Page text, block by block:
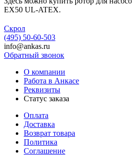
EX50 UL-ATEX.
Скрол
(495) 50-60-503
info@ankas.ru
Обратный звонок
О компании
Работа в Анкасе
Реквизиты
Статус заказа
Оплата
Доставка
Возврат товара
Политика
Соглашение